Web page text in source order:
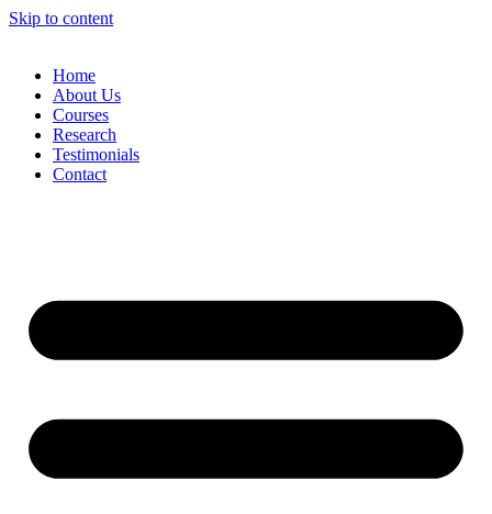
Skip to content
Home
About Us
Courses
Research
Testimonials
Contact